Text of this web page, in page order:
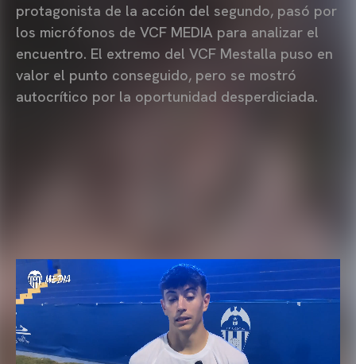
protagonista de la acción del segundo, pasó por
los micrófonos de VCF MEDIA para analizar el
encuentro. El extremo del VCF Mestalla puso en
valor el punto conseguido, pero se mostró
autocrítico por la oportunidad desperdiciada.